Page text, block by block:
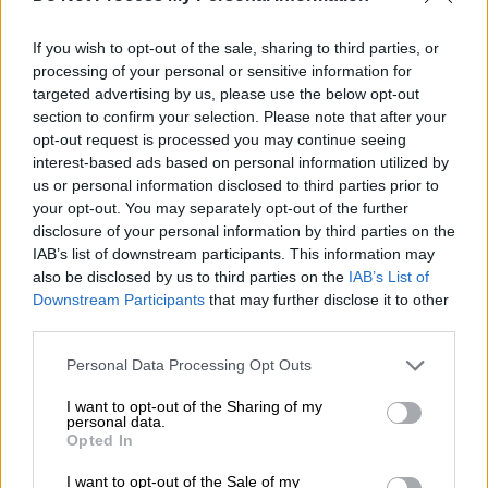
If you wish to opt-out of the sale, sharing to third parties, or
processing of your personal or sensitive information for
targeted advertising by us, please use the below opt-out
section to confirm your selection. Please note that after your
opt-out request is processed you may continue seeing
interest-based ads based on personal information utilized by
us or personal information disclosed to third parties prior to
your opt-out. You may separately opt-out of the further
disclosure of your personal information by third parties on the
IAB’s list of downstream participants. This information may
also be disclosed by us to third parties on the IAB’s List of
Downstream Participants that may further disclose it to other
Please note that this website/app uses one or more Google
not limited to your visit or usage behaviour. You may click to
grant or deny consent to Google and its third-party tags to
use your data for below specified purposes in below Google
consent section.
Personal Data Processing Opt Outs
I want to opt-out of the Sharing of my
personal data.
Opted In
I want to opt-out of the Sale of my
Το ντοκιμαντέρ που συμμετέχει
Σε ένα τρέιλερ για το επερχόμενο
ντοκιμαντέρ του ITV1 «Prince William: We
Can End Homelessness» που κυκλοφόρησε
την Κυριακή 13 Οκτωβρίου, ο πρίγκιπας της
Ουαλίαςαναφέρεται στους στόχους του που
αφορούν την ευαισθητοποίηση γύρω από
τους άστεγουςκαι τη δυνατότητα αλλαγής
μέσω της πρωτοβουλίας του Homewards.
«Προσπάθησα σιγά σιγά να επεξεργαστώ τι
μπορώ να προσφέρω μέσω του ρόλου και
της πλατφόρμας που έχω», ακούγεται να